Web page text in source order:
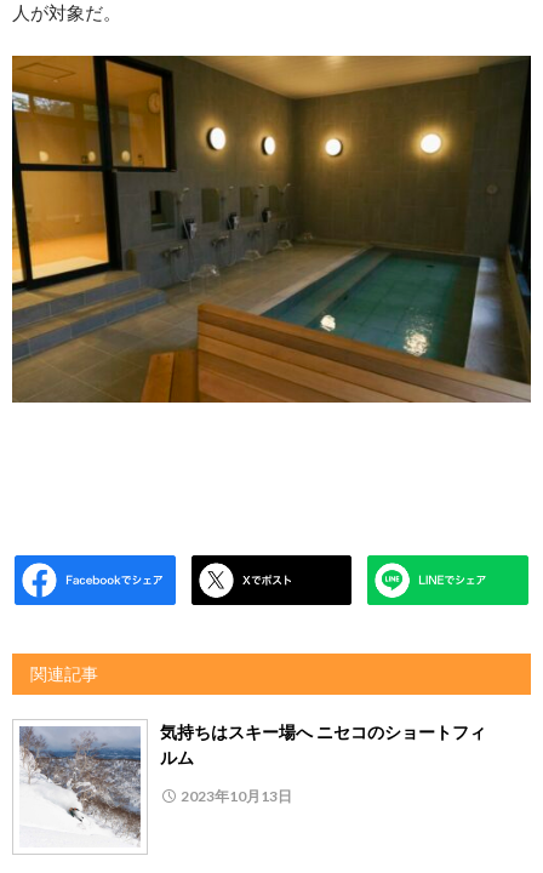
人が対象だ。
関連記事
気持ちはスキー場へ ニセコのショートフィ
ルム
2023年10月13日